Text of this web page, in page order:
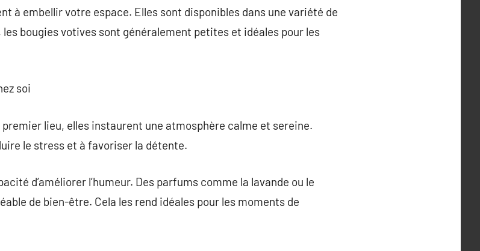
à embellir votre espace. Elles sont disponibles dans une variété de
bougies votives sont généralement petites et idéales pour les
soi
lieu, elles instaurent une atmosphère calme et sereine.
le stress et à favoriser la détente.
d’améliorer l’humeur. Des parfums comme la lavande ou le
de bien-être. Cela les rend idéales pour les moments de